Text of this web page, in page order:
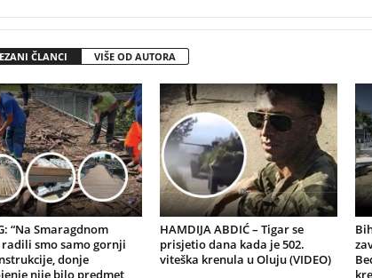
ČLANCI VIŠE OD AUTORA
“Na Smaragdnom
smo samo gornji
donje
nije bilo predmet
HAMDIJA ABDIĆ – Tigar se
prisjetio dana kada je 502.
viteška krenula u Oluju (VIDEO)